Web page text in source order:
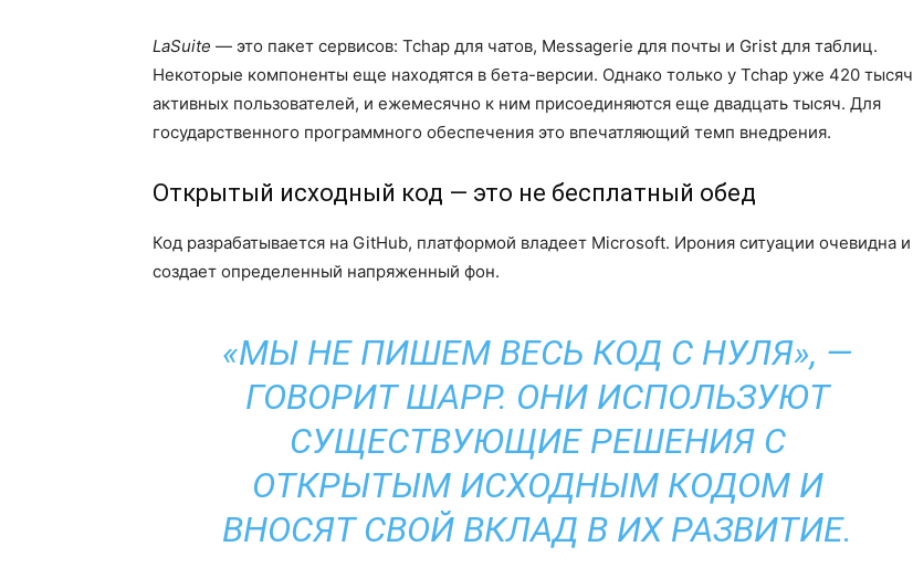
LaSuite — это пакет сервисов: Tchap для чатов, Messagerie для почты и Grist для таблиц.
Некоторые компоненты еще находятся в бета-версии. Однако только у Tchap уже 420 тысяч
активных пользователей, и ежемесячно к ним присоединяются еще двадцать тысяч. Для
государственного программного обеспечения это впечатляющий темп внедрения.
Открытый исходный код — это не бесплатный обед
Код разрабатывается на GitHub, платформой владеет Microsoft. Ирония ситуации очевидна и
создает определенный напряженный фон.
«МЫ НЕ ПИШЕМ ВЕСЬ КОД С НУЛЯ», —
ГОВОРИТ ШАРР. ОНИ ИСПОЛЬЗУЮТ
СУЩЕСТВУЮЩИЕ РЕШЕНИЯ С
ОТКРЫТЫМ ИСХОДНЫМ КОДОМ И
ВНОСЯТ СВОЙ ВКЛАД В ИХ РАЗВИТИЕ.